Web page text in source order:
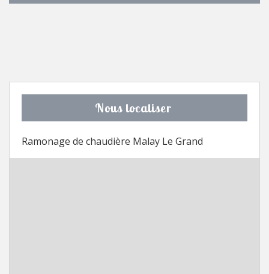
Nous localiser
Ramonage de chaudière Malay Le Grand